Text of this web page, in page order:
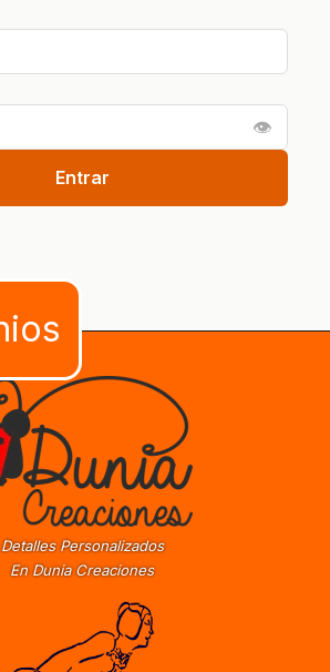
👁
Entrar
Detalles Personalizados
En Dunia Creaciones